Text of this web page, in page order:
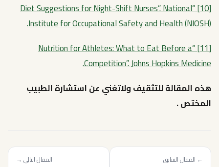
[10] “Diet Suggestions for Night-Shift Nurses”. National
Institute for Occupational Safety and Health (NIOSH).
[11] “Nutrition for Athletes: What to Eat Before a
Competition”. Johns Hopkins Medicine.
هذه المقالة للتثقيف ولاتغني عن استشارة الطبيب
المختص .
← المقال السابق المقال التالي →